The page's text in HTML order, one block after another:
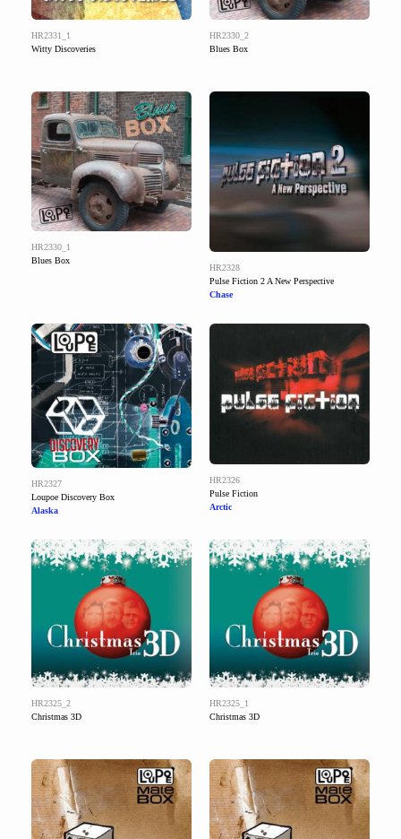
HR2331_1
Witty Discoveries
HR2330_2
Blues Box
HR2330_1
Blues Box
HR2328
Pulse Fiction 2 A New Perspective
Chase
HR2327
Loupoe Discovery Box
Alaska
HR2326
Pulse Fiction
Arctic
HR2325_2
Christmas 3D
HR2325_1
Christmas 3D